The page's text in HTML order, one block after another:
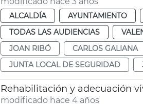
ALCALDÍA AYUNTAMIENTO
TODAS LAS AUDIENCIAS
JOAN RIBÓ
CARLOS GALIANA
JUNTA LOCAL DE SEGURIDAD
Rehabilitación y adecuación
modificado hace 4 años